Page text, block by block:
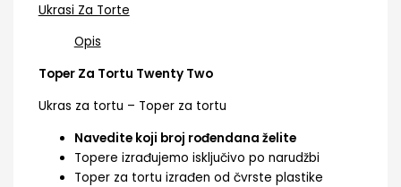
Ukrasi Za Torte
Opis
Toper Za Tortu Twenty Two
Ukras za tortu – Toper za tortu
Navedite koji broj rođendana želite
Topere izrađujemo isključivo po narudžbi
Toper za tortu izrađen od čvrste plastike